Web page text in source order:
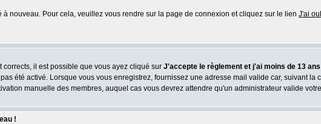
nouveau. Pour cela, veuillez vous rendre sur la page de connexion et cliquez sur le lien J'ai
il est possible que vous ayez cliqué sur J'accepte le règlement et j'ai moins de 13 ans
été activé. Lorsque vous vous enregistrez, fournissez une adresse mail valide car, suivant la
manuelle des membres, auquel cas vous devrez attendre qu'un administrateur valide
!